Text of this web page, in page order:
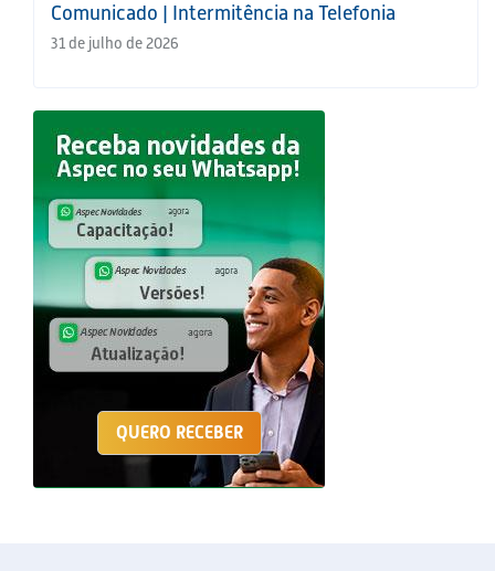
Comunicado | Intermitência na Telefonia
31 de julho de 2026
QUERO RECEBER